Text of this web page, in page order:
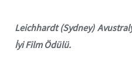
Leichhardt (Sydney)
İyi Film Ödülü.